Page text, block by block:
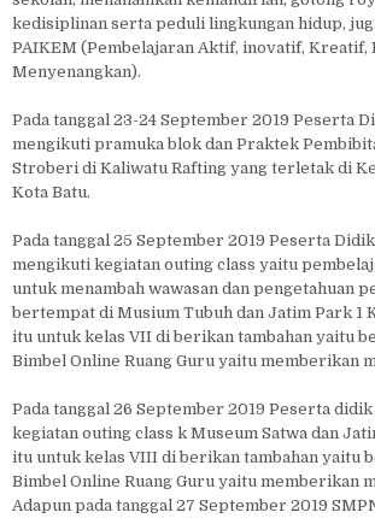
kedisiplinan serta peduli lingkungan hidup,
PAIKEM (Pembelajaran Aktif, inovatif, Kreatif,
Menyenangkan).
Pada tanggal 23-24 September 2019 Peserta
mengikuti pramuka blok dan Praktek
Stroberi di Kaliwatu Rafting yang terletak di
Kota Batu.
Pada tanggal 25 September 2019 Peserta
mengikuti kegiatan outing class yaitu
untuk menambah wawasan dan pengetahuan
bertempat di Musium Tubuh dan Jatim Park 1
itu untuk kelas VII di berikan tambahan yaitu
Bimbel Online Ruang Guru yaitu memberikan
Pada tanggal 26 September 2019 Peserta
kegiatan outing class k Museum Satwa dan
itu untuk kelas VIII di berikan tambahan yaitu
Bimbel Online Ruang Guru yaitu memberikan
Adapun pada tanggal 27 September 2019